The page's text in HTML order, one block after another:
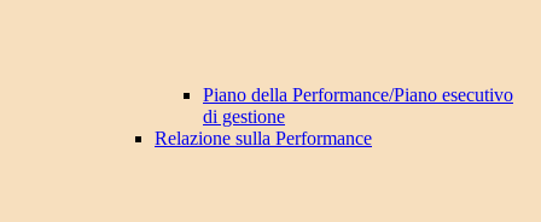
Piano della Performance/Piano esecutivo
di gestione
Relazione sulla Performance